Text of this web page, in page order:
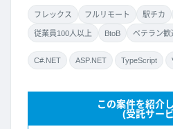
フレックス フルリモート 駅チカ
従業員100人以上 BtoB ベテラン歓
C#.NET ASP.NET TypeScript
この案件を紹介
(受託サー